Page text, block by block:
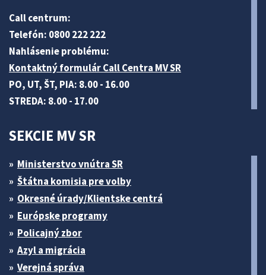
Call centrum:
Telefón: 0800 222 222
Nahlásenie problému:
Kontaktný formulár Call Centra MV SR
PO, UT, ŠT, PIA: 8.00 - 16.00
STREDA: 8.00 - 17.00
SEKCIE MV SR
Ministerstvo vnútra SR
Štátna komisia pre volby
Okresné úrady/Klientske centrá
Európske programy
Policajný zbor
Azyl a migrácia
Verejná správa